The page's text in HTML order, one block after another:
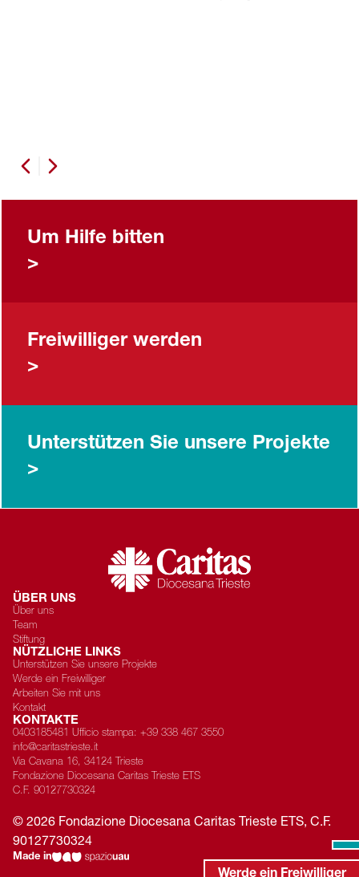
Previous slide
Next slide
Werde ein Freiwilliger
Um Hilfe bitten
>
Freiwilliger werden
>
Unterstützen Sie unsere Projekte
>
ÜBER UNS
Über uns
Team
Stiftung
NÜTZLICHE LINKS
Unterstützen Sie unsere Projekte
Werde ein Freiwilliger
Arbeiten Sie mit uns
Kontakt
KONTAKTE
0403185481 Ufficio stampa: +39 338 467 3550
info@caritastrieste.it
Via Cavana 16, 34124 Trieste
Fondazione Diocesana Caritas Trieste ETS
C.F. 90127730324
© 2026 Fondazione Diocesana Caritas Trieste ETS, C.F.
90127730324
Made in